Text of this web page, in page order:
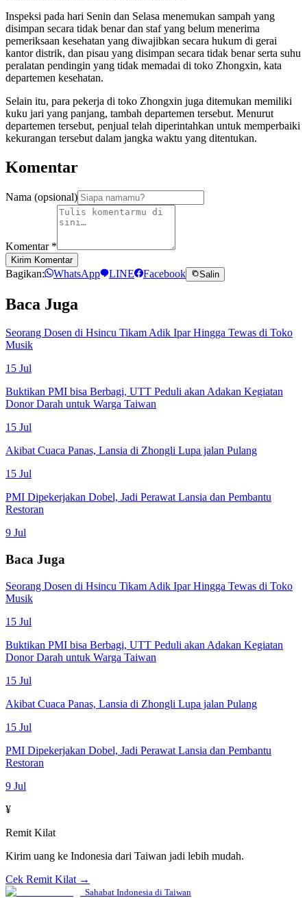
Inspeksi pada hari Senin dan Selasa menemukan sampah yang
disimpan secara tidak benar dan staf yang belum menerima
pemeriksaan kesehatan yang diwajibkan secara hukum di gerai
kantor distrik, dan pisau yang disimpan secara tidak benar serta suhu
peralatan pendingin yang tidak memadai di toko Zhongxin, kata
departemen kesehatan.
Selain itu, para pekerja di toko Zhongxin juga ditemukan memiliki
kuku jari yang panjang, tambah departemen tersebut. Menurut
departemen tersebut, penjual telah diperintahkan untuk memperbaiki
kekurangan tersebut dalam jangka waktu yang ditentukan.
Komentar
Nama (opsional)
Komentar *
Kirim Komentar
Bagikan: WhatsApp LINE Facebook Salin
Baca Juga
Seorang Dosen di Hsincu Tikam Adik Ipar Hingga Tewas di Toko
Musik
15 Jul
Buktikan PMI bisa Berbagi, UTT Peduli akan Adakan Kegiatan
Donor Darah untuk Warga Taiwan
15 Jul
Akibat Cuaca Panas, Lansia di Zhongli Lupa jalan Pulang
15 Jul
PMI Dipekerjakan Dobel, Jadi Perawat Lansia dan Pembantu
Restoran
9 Jul
Baca Juga
Seorang Dosen di Hsincu Tikam Adik Ipar Hingga Tewas di Toko
Musik
15 Jul
Buktikan PMI bisa Berbagi, UTT Peduli akan Adakan Kegiatan
Donor Darah untuk Warga Taiwan
15 Jul
Akibat Cuaca Panas, Lansia di Zhongli Lupa jalan Pulang
15 Jul
PMI Dipekerjakan Dobel, Jadi Perawat Lansia dan Pembantu
Restoran
9 Jul
¥
Remit Kilat
Kirim uang ke Indonesia dari Taiwan jadi lebih mudah.
Cek Remit Kilat →
Sahabat Indonesia di Taiwan